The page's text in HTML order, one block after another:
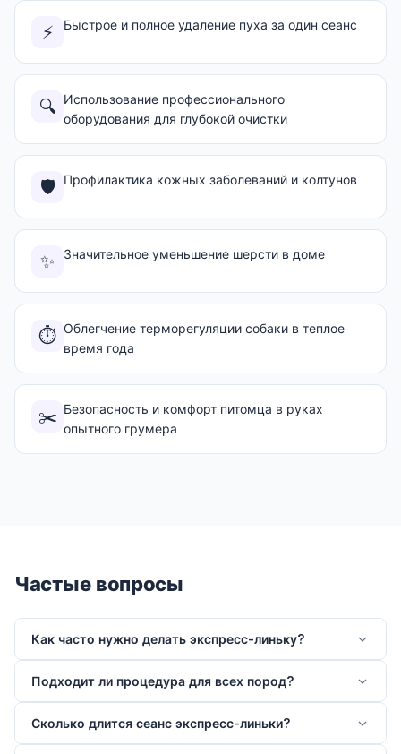
⚡ Быстрое и полное удаление пуха за один сеанс
🔍 Использование профессионального
оборудования для глубокой очистки
🛡️ Профилактика кожных заболеваний и колтунов
✨ Значительное уменьшение шерсти в доме
⏱️ Облегчение терморегуляции собаки в теплое
время года
✂️ Безопасность и комфорт питомца в руках
опытного грумера
Частые вопросы
Как часто нужно делать экспресс-линьку?
Подходит ли процедура для всех пород?
Сколько длится сеанс экспресс-линьки?